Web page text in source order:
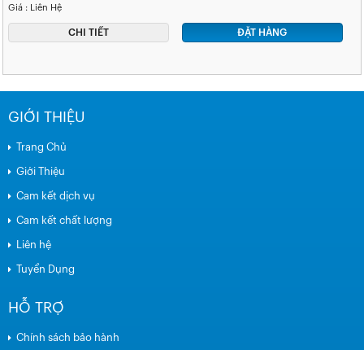
Giá : Liên Hệ
CHI TIẾT ĐẶT HÀNG
GIỚI THIỆU
Trang Chủ
Giới Thiệu
Cam kết dịch vụ
Cam kết chất lượng
Liên hệ
Tuyển Dụng
HỖ TRỢ
Chính sách bảo hành